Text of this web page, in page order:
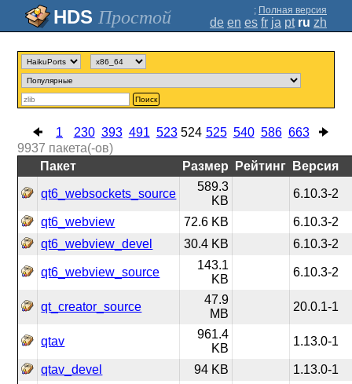
Простой ; Полная версия
de en es fr ja pt ru zh
Поиск
1 230 393 491 523 524 525 540 586 663
9937 пакета(-ов)
Пакет
Размер Рейтинг Версия
qt6_websockets_source
589.3
KB
6.10.3-2
qt6_webview 72.6 KB
6.10.3-2
qt6_webview_devel
30.4 KB 6.10.3-2
qt6_webview_source
143.1
KB
6.10.3-2
qt_creator_source
47.9
MB
20.0.1-1
qtav
961.4
KB
1.13.0-1
qtav_devel 94 KB
1.13.0-1